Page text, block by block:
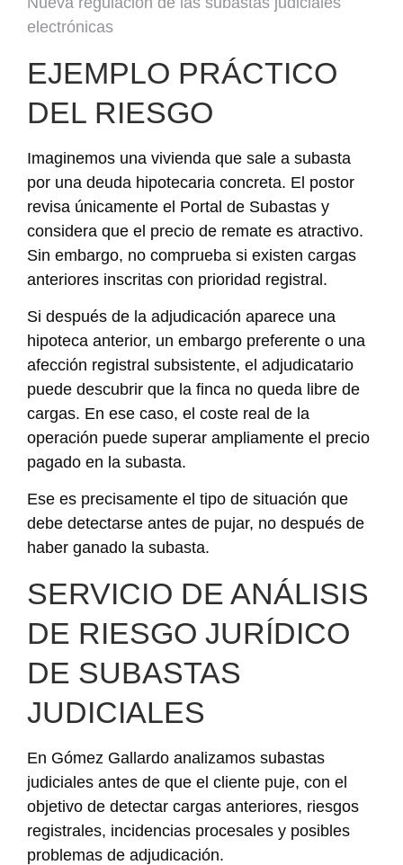
electrónicas
EJEMPLO PRÁCTICO
DEL RIESGO
Imaginemos una vivienda que sale a subasta
por una deuda hipotecaria concreta. El postor
revisa únicamente el Portal de Subastas y
considera que el precio de remate es atractivo.
Sin embargo, no comprueba si existen cargas
anteriores inscritas con prioridad registral.
Si después de la adjudicación aparece una
hipoteca anterior, un embargo preferente o una
afección registral subsistente, el adjudicatario
puede descubrir que la finca no queda libre de
cargas. En ese caso, el coste real de la
operación puede superar ampliamente el precio
pagado en la subasta.
Ese es precisamente el tipo de situación que
debe detectarse antes de pujar, no después de
haber ganado la subasta.
SERVICIO DE ANÁLISIS
DE RIESGO JURÍDICO
DE SUBASTAS
JUDICIALES
En Gómez Gallardo analizamos subastas
judiciales antes de que el cliente puje, con el
objetivo de detectar cargas anteriores, riesgos
registrales, incidencias procesales y posibles
problemas de adjudicación.